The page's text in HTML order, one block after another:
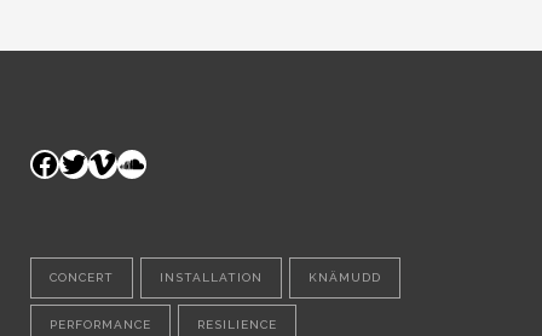
Facebook
Twitter
Vimeo
SoundCloud
CONCERT INSTALLATION KNÄMUDD
PERFORMANCE RESILIENCE